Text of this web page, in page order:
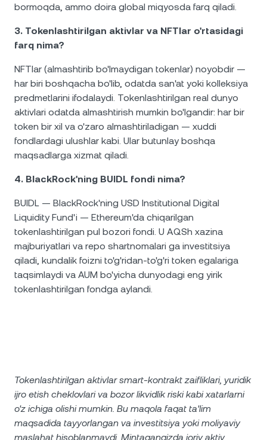
bormoqda, ammo doira global miqyosda farq qiladi.
3. Tokenlashtirilgan aktivlar va NFTlar o'rtasidagi
farq nima?
NFTlar (almashtirib bo'lmaydigan tokenlar) noyobdir —
har biri boshqacha bo'lib, odatda san'at yoki kolleksiya
predmetlarini ifodalaydi. Tokenlashtirilgan real dunyo
aktivlari odatda almashtirish mumkin bo'lgandir: har bir
token bir xil va o'zaro almashtiriladigan — xuddi
fondlardagi ulushlar kabi. Ular butunlay boshqa
maqsadlarga xizmat qiladi.
4. BlackRock'ning BUIDL fondi nima?
BUIDL — BlackRock'ning USD Institutional Digital
Liquidity Fund'i — Ethereum'da chiqarilgan
tokenlashtirilgan pul bozori fondi. U AQSh xazina
majburiyatlari va repo shartnomalari ga investitsiya
qiladi, kundalik foizni to'g'ridan-to'g'ri token egalariga
taqsimlaydi va AUM bo'yicha dunyodagi eng yirik
tokenlashtirilgan fondga aylandi.
Tokenlashtirilgan aktivlar smart-kontrakt zaifliklari, yuridik
ijro etish cheklovlari va bozor likvidlik riski kabi xatarlarni
o'z ichiga olishi mumkin. Bu maqola faqat ta'lim
maqsadida tayyorlangan va investitsiya yoki moliyaviy
maslahat hisoblanmaydi. Mintaqangizda joriy aktiv